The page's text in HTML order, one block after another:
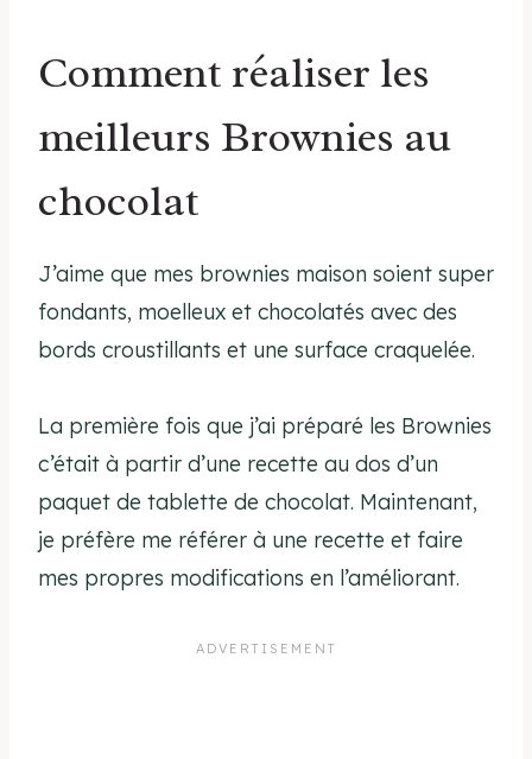
Comment réaliser les
meilleurs Brownies au
chocolat
J’aime que mes brownies maison soient super
fondants, moelleux et chocolatés avec des
bords croustillants et une surface craquelée.
La première fois que j’ai préparé les Brownies
c’était à partir d’une recette au dos d’un
paquet de tablette de chocolat. Maintenant,
je préfère me référer à une recette et faire
mes propres modifications en l’améliorant.